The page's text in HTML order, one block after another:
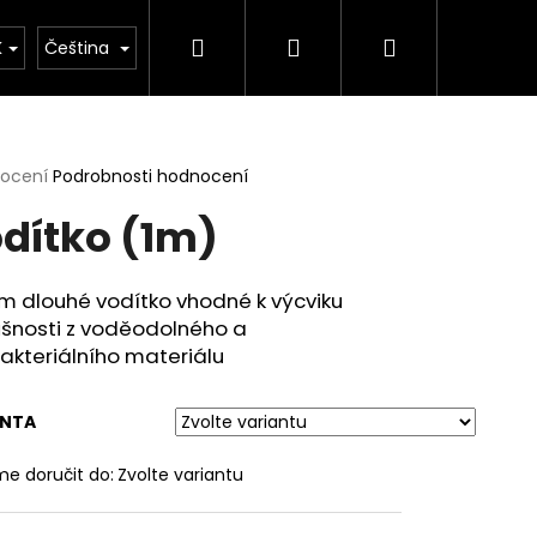
výživy
Čeština Hledat PřihlášeníNákupní
Podrobnosti hodnocení
(1m)
dlouhé vodítko vhodné k výcviku
z voděodolného a
materiálu
doručit do: Zvolte variantu